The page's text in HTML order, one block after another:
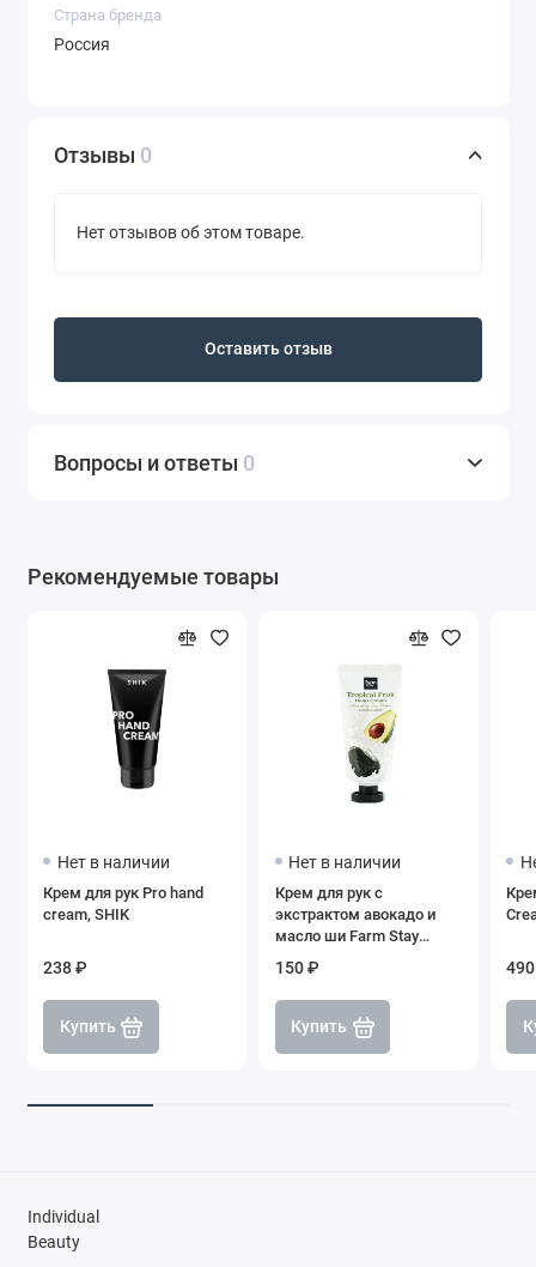
Страна бренда
Россия
Отзывы 0
Нет отзывов об этом товаре.
Оставить отзыв
Вопросы и ответы 0
Рекомендуемые товары
Нет в наличии
Крем для рук Pro hand
cream, SHIK
238 ₽
Купить
Нет в наличии
Крем для рук с
экстрактом авокадо и
масло ши Farm Stay
Tropical Fruit Hand Cream
Avocado&Shea Butter, 50
мл
150 ₽
Купить
Individual
Beauty